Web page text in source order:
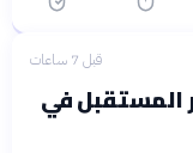
قبل 7 ساعات
المستقبل في